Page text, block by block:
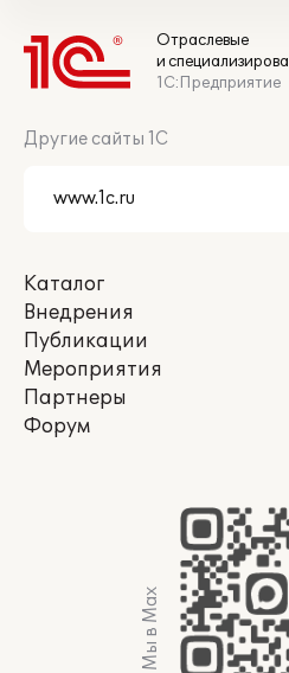
Отраслевые
и
1С:Предприятие
Другие сайты 1С
Каталог
Внедрения
Публикации
Мероприятия
Партнеры
Форум
Мы в Max